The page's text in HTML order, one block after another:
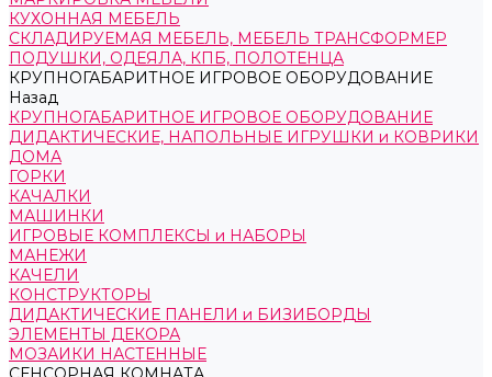
КУХОННАЯ МЕБЕЛЬ
СКЛАДИРУЕМАЯ МЕБЕЛЬ, МЕБЕЛЬ ТРАНСФОРМЕР
ПОДУШКИ, ОДЕЯЛА, КПБ, ПОЛОТЕНЦА
КРУПНОГАБАРИТНОЕ ИГРОВОЕ ОБОРУДОВАНИЕ
Назад
КРУПНОГАБАРИТНОЕ ИГРОВОЕ ОБОРУДОВАНИЕ
ДИДАКТИЧЕСКИЕ, НАПОЛЬНЫЕ ИГРУШКИ и КОВРИКИ
ДОМА
ГОРКИ
КАЧАЛКИ
МАШИНКИ
ИГРОВЫЕ КОМПЛЕКСЫ и НАБОРЫ
МАНЕЖИ
КАЧЕЛИ
КОНСТРУКТОРЫ
ДИДАКТИЧЕСКИЕ ПАНЕЛИ и БИЗИБОРДЫ
ЭЛЕМЕНТЫ ДЕКОРА
МОЗАИКИ НАСТЕННЫЕ